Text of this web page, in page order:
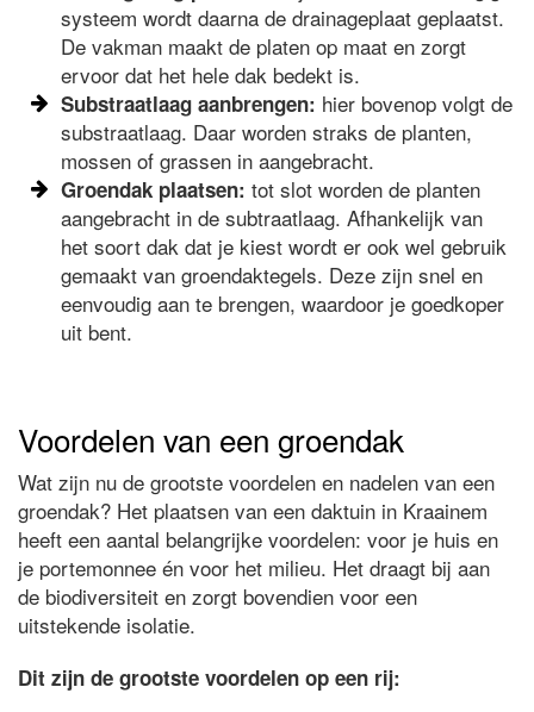
systeem wordt daarna de drainageplaat geplaatst.
De vakman maakt de platen op maat en zorgt
ervoor dat het hele dak bedekt is.
Substraatlaag aanbrengen: hier bovenop volgt de
substraatlaag. Daar worden straks de planten,
mossen of grassen in aangebracht.
Groendak plaatsen: tot slot worden de planten
aangebracht in de subtraatlaag. Afhankelijk van
het soort dak dat je kiest wordt er ook wel gebruik
gemaakt van groendaktegels. Deze zijn snel en
eenvoudig aan te brengen, waardoor je goedkoper
uit bent.
Voordelen van een groendak
Wat zijn nu de grootste voordelen en nadelen van een
groendak? Het plaatsen van een daktuin in Kraainem
heeft een aantal belangrijke voordelen: voor je huis en
je portemonnee én voor het milieu. Het draagt bij aan
de biodiversiteit en zorgt bovendien voor een
uitstekende isolatie.
Dit zijn de grootste voordelen op een rij: